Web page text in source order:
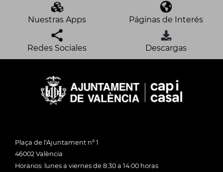
Nuestras Apps Páginas de Interés
Redes Sociales Descargas
Plaça de l'Ajuntament nº 1
46002 València
Horarios: lunes a viernes de 8:30 a 14:00 horas